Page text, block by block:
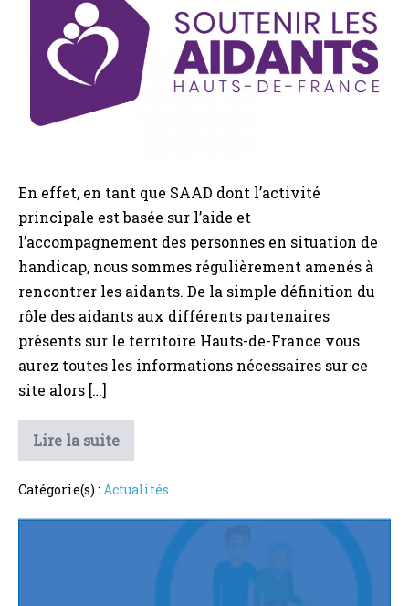
En effet, en tant que SAAD dont l’activité
principale est basée sur l’aide et
l’accompagnement des personnes en situation de
handicap, nous sommes régulièrement amenés à
rencontrer les aidants. De la simple définition du
rôle des aidants aux différents partenaires
présents sur le territoire Hauts-de-France vous
aurez toutes les informations nécessaires sur ce
site alors […]
Lire la suiteSoutenir
!
Catégorie(s) : Actualités